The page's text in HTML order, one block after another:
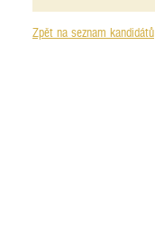
Zpět na seznam kandidátů